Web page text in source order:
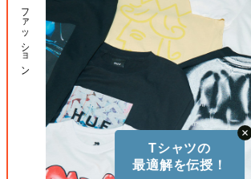
Tシャツの
最適解を伝授！
ファッション